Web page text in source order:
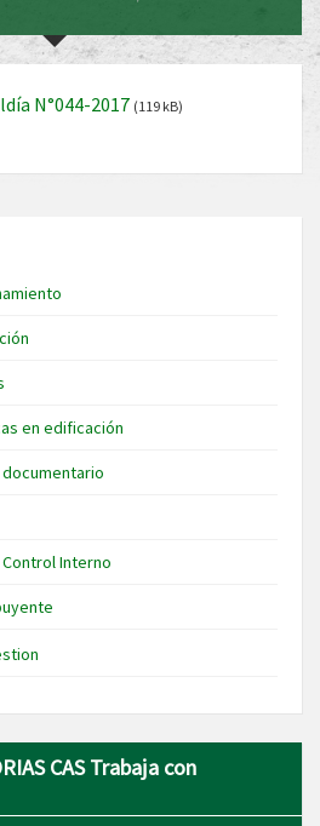
N°044-2017 (119 kB)
en edificación
Interno
CAS Trabaja con